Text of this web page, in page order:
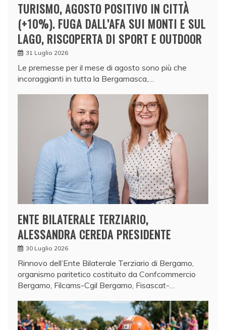
TURISMO, AGOSTO POSITIVO IN CITTÀ
(+10%). FUGA DALL’AFA SUI MONTI E SUL
LAGO, RISCOPERTA DI SPORT E OUTDOOR
31 Luglio 2026
Le premesse per il mese di agosto sono più che
incoraggianti in tutta la Bergamasca,…
ENTE BILATERALE TERZIARIO,
ALESSANDRA CEREDA PRESIDENTE
30 Luglio 2026
Rinnovo dell’Ente Bilaterale Terziario di Bergamo,
organismo paritetico costituito da Confcommercio
Bergamo, Filcams-Cgil Bergamo, Fisascat-…